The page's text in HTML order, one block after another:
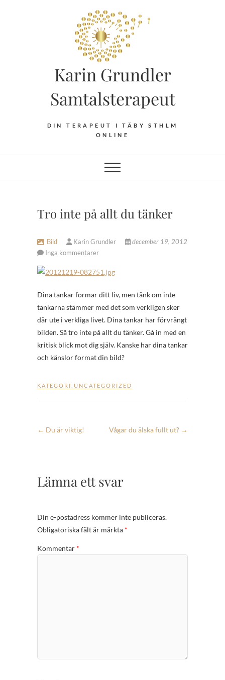
Karin Grundler
Samtalsterapeut
DIN TERAPEUT I TÄBY STHLM
ONLINE
Tro inte på allt du tänker
Bild Karin Grundler
december 19, 2012
Inga kommentarer
Dina tankar formar ditt liv, men tänk om inte
tankarna stämmer med det som verkligen sker
där ute i verkliga livet. Dina tankar har förvrängt
bilden. Så tro inte på allt du tänker. Gå in med en
kritisk blick mot dig själv. Kanske har dina tankar
och känslor format din bild?
KATEGORI: UNCATEGORIZED
← Du är viktig! Vågar du älska fullt ut? →
Lämna ett svar
Din e-postadress kommer inte publiceras.
Obligatoriska fält är märkta *
Kommentar *